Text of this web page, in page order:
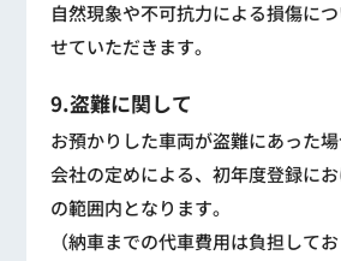
自然現象や不可抗力による損傷に
せていただきます。
9.盗難に関して
お預かりした車両が盗難にあった
会社の定めによる、初年度登録に
の範囲内となります。
（納車までの代車費用は負担してお